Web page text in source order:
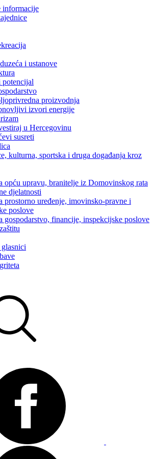
informacije
i ustanove
proizvodnja
izvori energije
u Hercegovinu
susreti
kulturna, sportska i druga događanja kroz
opću upravu, branitelje iz Domovinskog rata
djelatnosti
prostorno uređenje, imovinsko-pravne i
poslove
gospodarstvo, financije, inspekcijske poslove